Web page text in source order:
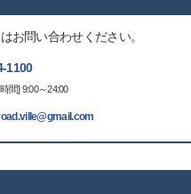
お問い合わせください。
1100
間] 9:00～24:00